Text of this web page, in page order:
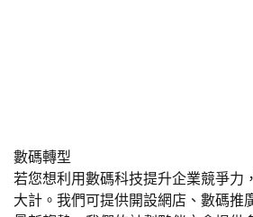
數碼轉型
若您想利用數碼科技提升企業競爭力
大計。我們可提供開設網店、數碼推